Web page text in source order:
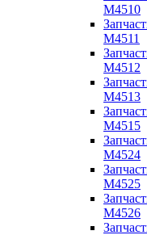
M4510
M4511
M4512
M4513
M4515
M4524
M4525
M4526